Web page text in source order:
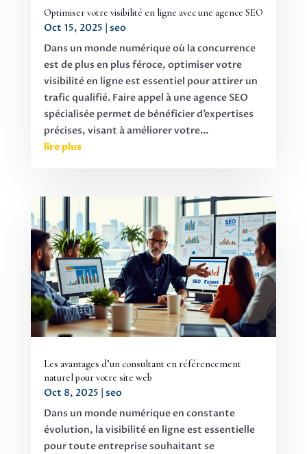
Optimiser votre visibilité en ligne avec une agence SEO
Oct 15, 2025 seo
Dans un monde numérique où la concurrence
est de plus en plus féroce, optimiser votre
visibilité en ligne est essentiel pour attirer un
trafic qualifié. Faire appel à une agence SEO
spécialisée permet de bénéficier d’expertises
précises, visant à améliorer votre...
lire plus
Les avantages d’un consultant en référencement
naturel pour votre site web
Oct 8, 2025 seo
Dans un monde numérique en constante
évolution, la visibilité en ligne est essentielle
pour toute entreprise souhaitant se